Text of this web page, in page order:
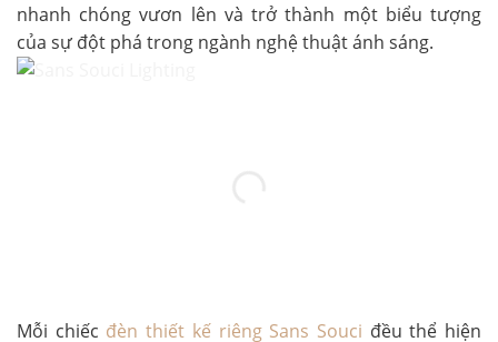
nhanh chóng vươn lên và trở thành một biểu tượng
của sự đột phá trong ngành nghệ thuật ánh sáng.
Mỗi chiếc đèn thiết kế riêng Sans Souci đều thể hiện